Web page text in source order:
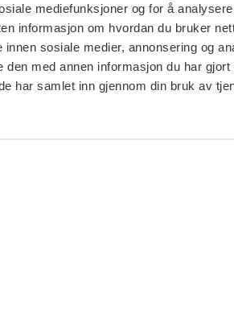
mediefunksjoner og for å
informasjon om hvordan du bruker
innen sosiale medier, annonsering og
den med annen informasjon du har gjort
har samlet inn gjennom din bruk av
kun utdannet på Høgskolen i
var det i fjor 373
på listen med 66 som
I år er det en økning til
som førstevalg.